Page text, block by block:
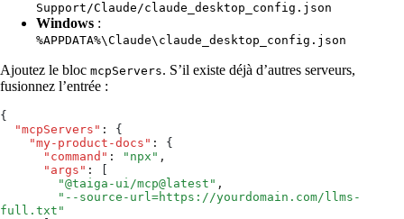
Support/Claude/claude_desktop_config.json
Windows :
%APPDATA%\Claude\claude_desktop_config.json
Ajoutez le bloc mcpServers. S’il existe déjà d’autres serveurs,
fusionnez l’entrée :
{
  "mcpServers"
:
{
    "my-product-docs"
:
{
      "command"
: " npx " ,
      "args"
:
        "
@taiga-ui/mcp@latest " ,
        "
--source-url=https://yourdomain.com/llms-
full.txt "